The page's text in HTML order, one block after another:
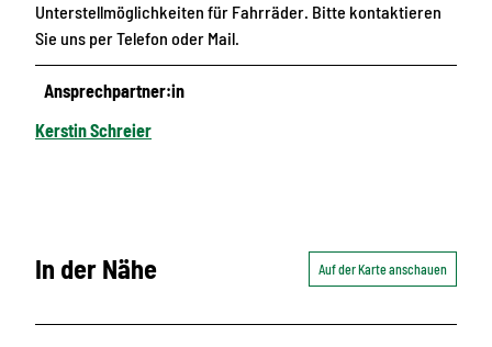
Unterstellmöglichkeiten für Fahrräder. Bitte kontaktieren
Sie uns per Telefon oder Mail.
Ansprechpartner:in
Kerstin Schreier
In der Nähe Auf der Karte anschauen